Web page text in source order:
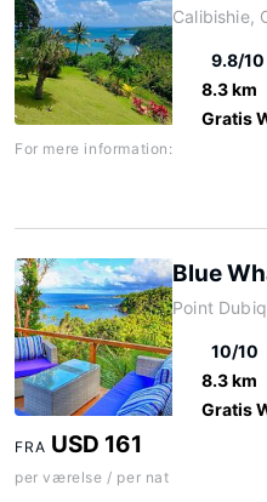
Calibishie,
9.8/10
8.3 km
Gratis
For mere information:
Blue
Point
10/10
8.3 km
Gratis
FRA USD 161
per værelse / per nat